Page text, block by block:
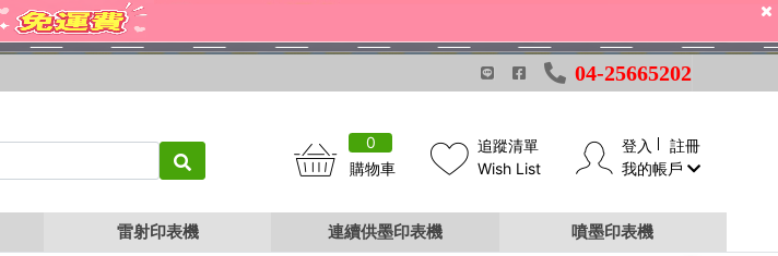
04-25665202
0
購物車
追蹤清單
Wish List
登入
註冊
我的帳戶
雷射印表機 連續供墨印表機 噴墨印表機